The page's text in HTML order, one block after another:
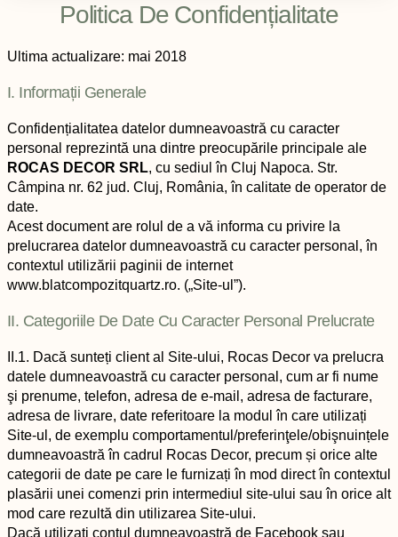
Politica De Confidențialitate
Ultima actualizare: mai 2018
I. Informații Generale
Confidențialitatea datelor dumneavoastră cu caracter
personal reprezintă una dintre preocupările principale ale
ROCAS DECOR SRL, cu sediul în Cluj Napoca. Str.
Câmpina nr. 62 jud. Cluj, România, în calitate de operator de
date.
Acest document are rolul de a vă informa cu privire la
prelucrarea datelor dumneavoastră cu caracter personal, în
contextul utilizării paginii de internet
www.blatcompozitquartz.ro. („Site-ul”).
II. Categoriile De Date Cu Caracter Personal Prelucrate
II.1. Dacă sunteți client al Site-ului, Rocas Decor va prelucra
datele dumneavoastră cu caracter personal, cum ar fi nume
şi prenume, telefon, adresa de e-mail, adresa de facturare,
adresa de livrare, date referitoare la modul în care utilizați
Site-ul, de exemplu comportamentul/preferinţele/obişnuințele
dumneavoastră în cadrul Rocas Decor, precum și orice alte
categorii de date pe care le furnizați în mod direct în contextul
plasării unei comenzi prin intermediul site-ului sau în orice alt
mod care rezultă din utilizarea Site-ului.
Dacă utilizați contul dumneavoastră de Facebook sau